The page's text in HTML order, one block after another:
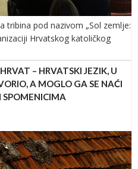
tribina pod nazivom „Sol zemlje:
Hrvatskog katoličkog
– HRVATSKI JEZIK, U
A MOGLO GA SE NAĆI
SPOMENICIMA